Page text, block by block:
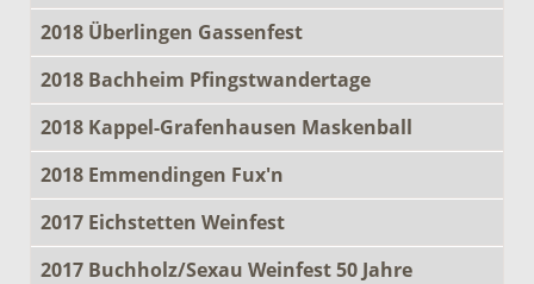
2018 Überlingen Gassenfest
2018 Bachheim Pfingstwandertage
2018 Kappel-Grafenhausen Maskenball
2018 Emmendingen Fux'n
2017 Eichstetten Weinfest
2017 Buchholz/Sexau Weinfest 50 Jahre